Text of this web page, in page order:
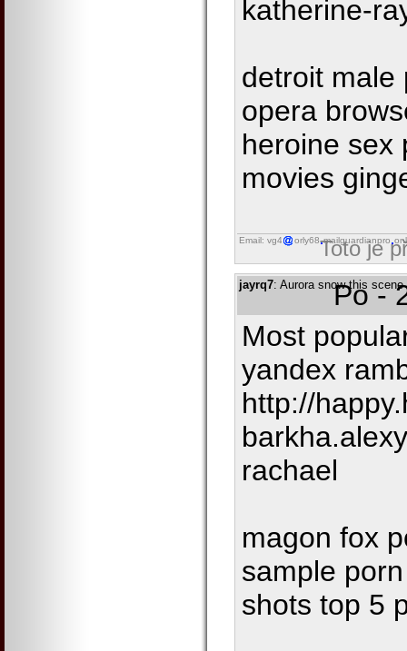
katherine-
detroit male
opera
heroine sex
movies
Email: vg4 orly68 mailguardianpro
Toto je
jayrq7: Aurora snow this
Po -
Most
yandex
http://
rachael
magon fox
sample
shots top 5